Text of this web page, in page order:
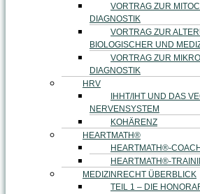
VORTRAG ZUR
DIAGNOSTIK
VORTRAG ZUR
BIOLOGISCHER UND
VORTRAG ZUR
DIAGNOSTIK
HRV
IHHT/IHT UND DAS
NERVENSYSTEM
KOHÄRENZ
HEARTMATH®
HEARTMATH®-
HEARTMATH®-
MEDIZINRECHT ÜBERBLICK
TEIL 1 – DIE